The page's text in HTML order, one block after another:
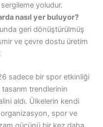
yoludur.
nasıl yer buluyor?
geri dönüştürülmüş
ve çevre dostu üretim
sadece bir spor etkinliği
trendlerinin
aldı. Ülkelerin kendi
spor ve